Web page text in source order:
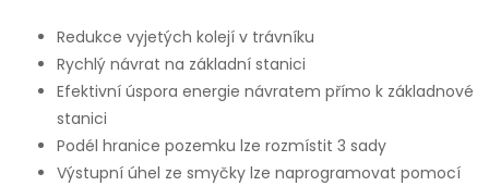
Redukce vyjetých kolejí v trávníku
Rychlý návrat na základní stanici
Efektivní úspora energie návratem přímo k základnové
stanici
Podél hranice pozemku lze rozmístit 3 sady
Výstupní úhel ze smyčky lze naprogramovat pomocí